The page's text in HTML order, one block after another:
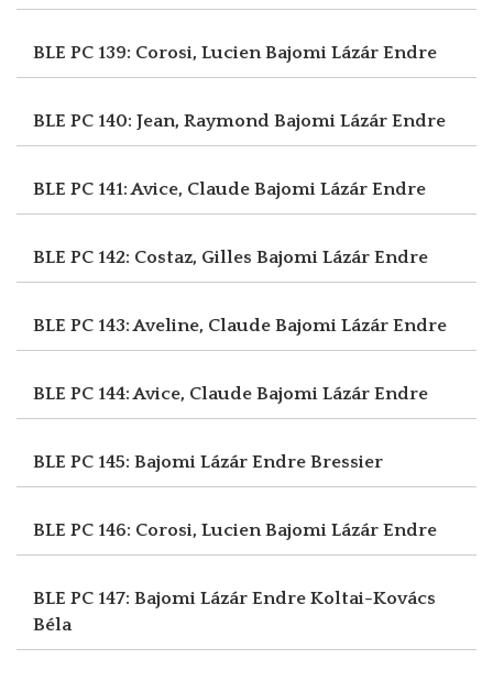
BLE PC 139: Corosi, LucienBajomi Lázár Endre
BLE PC 140: Jean, Raymond Bajomi Lázár Endre
BLE PC 141: Avice, Claude Bajomi Lázár Endre
BLE PC 142: Costaz, Gilles Bajomi Lázár Endre
BLE PC 143: Aveline, Claude Bajomi Lázár Endre
BLE PC 144: Avice, Claude Bajomi Lázár Endre
BLE PC 145: Bajomi Lázár Endre Bressier
BLE PC 146: Corosi, LucienBajomi Lázár Endre
BLE PC 147: Bajomi Lázár Endre Koltai-Kovács
Béla